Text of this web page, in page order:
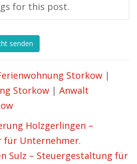
for this post.
senden
Storkow |
Storkow | Anwalt
Holzgerlingen –
für Unternehmer.
Sulz – Steuergestaltung für